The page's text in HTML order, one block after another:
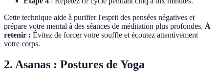
Cette technique aide à purifier l'esprit des pensées négatives et
prépare votre mental à des séances de méditation plus profondes. À
retenir : Évitez de forcer votre souffle et écoutez attentivement
votre corps.
2. Asanas : Postures de Yoga